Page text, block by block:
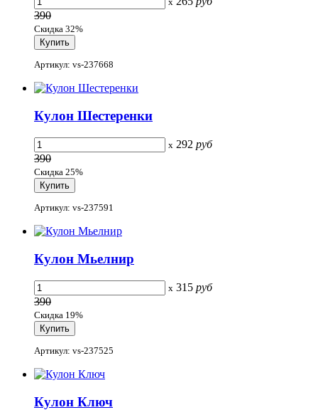
390
Скидка 32%
Артикул: vs-237668
Кулон Шестеренки
x 292 руб
390
Скидка 25%
Артикул: vs-237591
Кулон Мьелнир
x 315 руб
390
Скидка 19%
Артикул: vs-237525
Кулон Ключ